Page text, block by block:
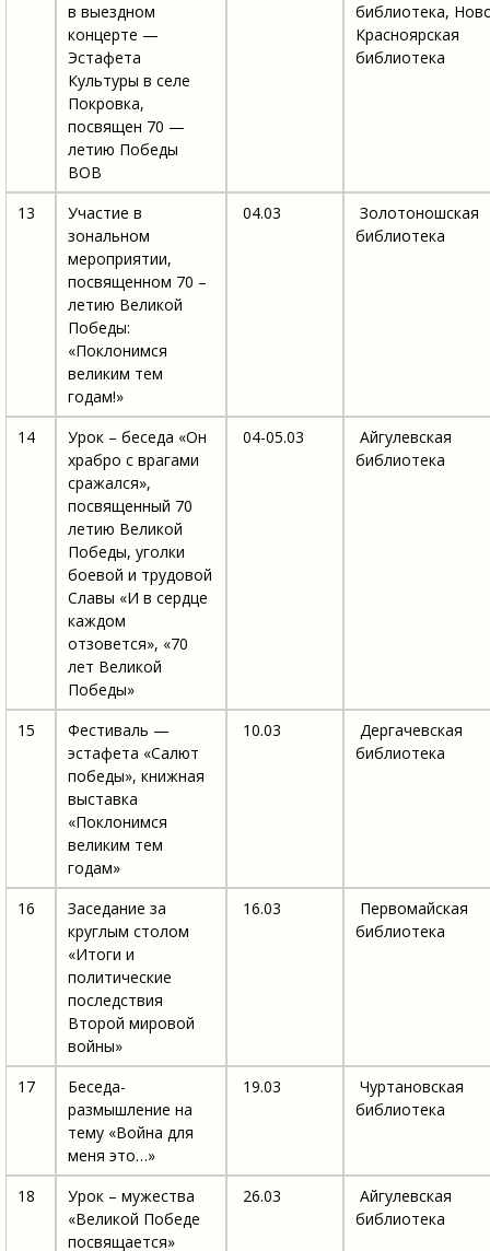
в выездном
концерте —
Эстафета
Культуры в селе
Покровка,
посвящен 70 —
летию Победы
ВОВ
библиотека,
Красноярская
библиотека
13
Участие в
зональном
мероприятии,
посвященном 70 –
летию Великой
Победы:
«Поклонимся
великим тем
годам!»
04.03
Золотоношская
библиотека
14
Урок – беседа «Он
храбро с врагами
сражался»,
посвященный 70
летию Великой
Победы, уголки
боевой и трудовой
Славы «И в сердце
каждом
отзовется», «70
лет Великой
Победы»
04-05.03
Айгулевская
библиотека
15
Фестиваль —
эстафета «Салют
победы», книжная
выставка
«Поклонимся
великим тем
годам»
10.03
Дергачевская
библиотека
16
Заседание за
круглым столом
«Итоги и
политические
последствия
Второй мировой
войны»
16.03
Первомайская
библиотека
17
Беседа-
размышление на
тему «Война для
меня это…»
19.03
Чуртановская
библиотека
18
Урок – мужества
«Великой Победе
посвящается»
26.03
Айгулевская
библиотека